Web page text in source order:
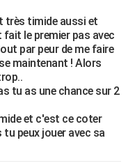
très timide aussi et
le premier pas avec
par peur de me faire
maintenant ! Alors
tu as une chance sur 2
et c'est ce coter
tu peux jouer avec sa